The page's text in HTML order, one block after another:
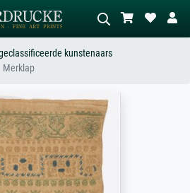
bijv.
Beschrijf de scène – bijv. groene
weide, abstract met veel rood, donker
olieverfschilderij, staand naakt naast
een boom.
kunstenaars
Merklap